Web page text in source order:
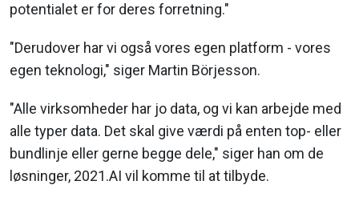
potentialet er for deres forretning."
"Derudover har vi også vores egen platform - vores
egen teknologi," siger Martin Börjesson.
"Alle virksomheder har jo data, og vi kan arbejde med
alle typer data. Det skal give værdi på enten top- eller
bundlinje eller gerne begge dele," siger han om de
løsninger, 2021.AI vil komme til at tilbyde.